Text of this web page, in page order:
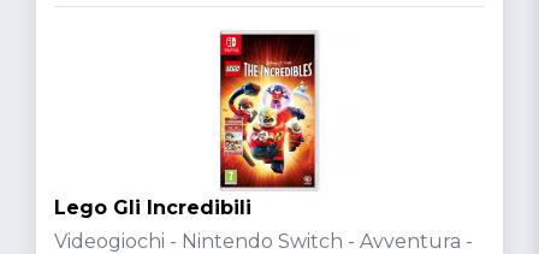
Lego Gli Incredibili
Videogiochi - Nintendo Switch - Avventura -